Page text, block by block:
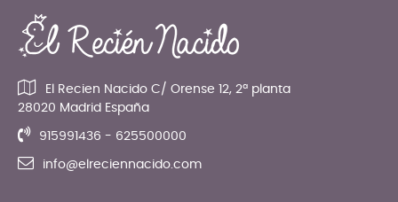
El Recien Nacido C/ Orense 12, 2ª planta
28020 Madrid España
915991436 - 625500000
info@elreciennacido.com